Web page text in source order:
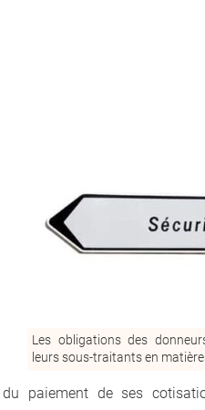
Les obligations des
leurs sous-traitants en
paiement de ses